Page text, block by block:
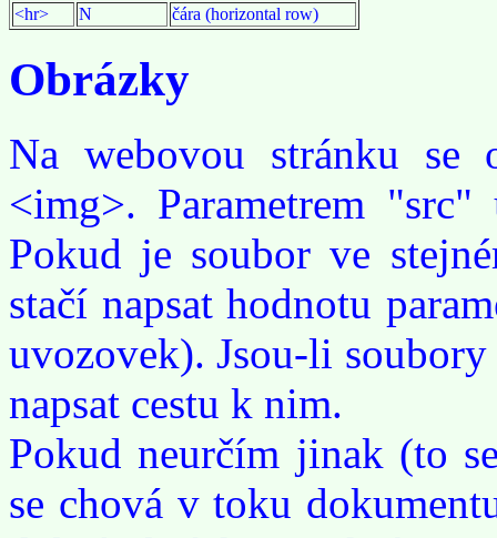
<hr>
N čára (horizontal row)
Obrázky
Na webovou stránku se
<img>. Parametrem
Pokud je soubor ve
stačí napsat hodnotu
uvozovek). Jsou-li
napsat cestu k nim.
Pokud neurčím jinak (to
se chová v toku